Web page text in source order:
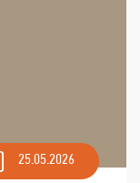
25.05.2026